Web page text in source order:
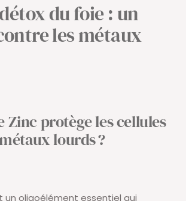
du foie : un
les métaux
Zinc protège les cellules
lourds?
un oligoélément essentiel qui